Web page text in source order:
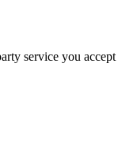
service you accept